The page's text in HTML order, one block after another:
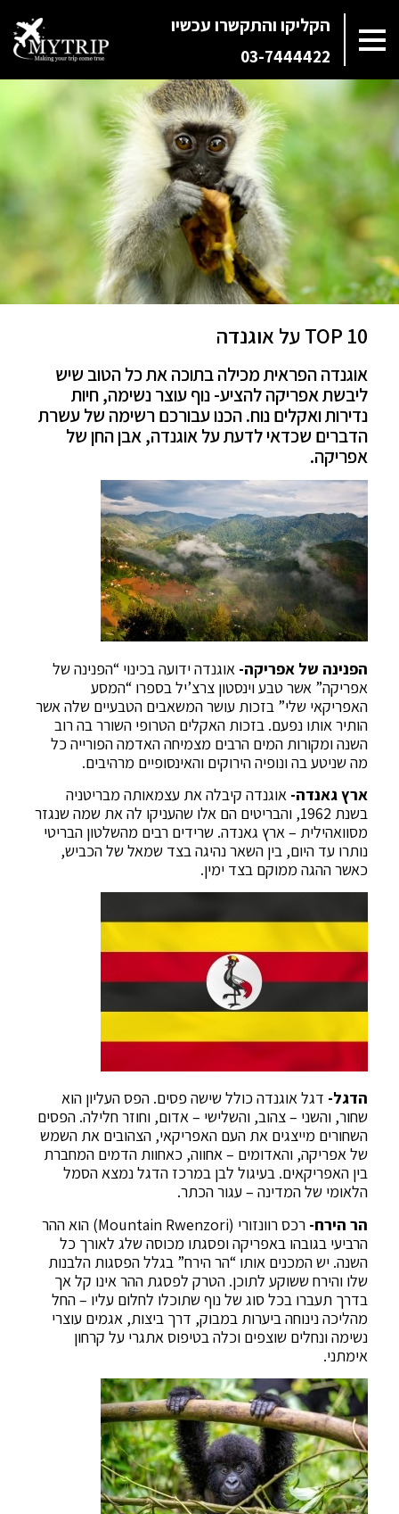
הקליקו והתקשרו עכשיו
03-7444422
TOP 10 על אוגנדה
אוגנדה הפראית מכילה בתוכה את כל הטוב שיש
ליבשת אפריקה להציע- נוף עוצר נשימה, חיות
נדירות ואקלים נוח. הכנו עבורכם רשימה של עשרת
הדברים שכדאי לדעת על אוגנדה, אבן החן של
אפריקה.
הפנינה של אפריקה- אוגנדה ידועה בכינוי “הפנינה של
אפריקה” אשר טבע וינסטון צרצ’יל בספרו “המסע
האפריקאי שלי” בזכות עושר המשאבים הטבעיים שלה אשר
הותיר אותו נפעם. בזכות האקלים הטרופי השורר בה רוב
השנה ומקורות המים הרבים מצמיחה האדמה הפורייה כל
מה שניטע בה ונופיה הירוקים והאינסופיים מרהיבים.
ארץ גאנדה- אוגנדה קיבלה את עצמאותה מבריטניה
בשנת 1962, והבריטים הם אלו שהעניקו לה את שמה שנגזר
מסוואהילית – ארץ גאנדה. שרידים רבים מהשלטון הבריטי
נותרו עד היום, בין השאר נהיגה בצד שמאל של הכביש,
כאשר ההגה ממוקם בצד ימין.
הדגל- דגל אוגנדה כולל שישה פסים. הפס העליון הוא
שחור, והשני – צהוב, והשלישי – אדום, וחוזר חלילה. הפסים
השחורים מייצגים את העם האפריקאי, הצהובים את השמש
של אפריקה, והאדומים – אחווה, כאחוות הדמים המחברת
בין האפריקאים. בעיגול לבן במרכז הדגל נמצא הסמל
הלאומי של המדינה – עגור הכתר.
הר הירח-
רכס רוונזורי (Mountain Rwenzori) הוא ההר
הרביעי בגובהו באפריקה ופסגתו מכוסה שלג לאורך כל
השנה. יש המכנים אותו “הר הירח” בגלל הפסגות הלבנות
שלו והירח ששוקע לתוכן. הטרק לפסגת ההר אינו קל אך
בדרך תעברו בכל סוג של נוף שתוכלו לחלום עליו – החל
מהליכה נינוחה ביערות במבוק, דרך ביצות, אגמים עוצרי
נשימה ונחלים שוצפים וכלה בטיפוס אתגרי על קרחון
אימתני.